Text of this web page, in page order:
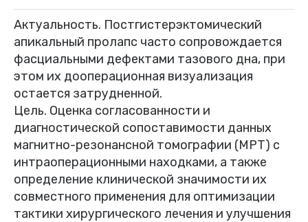
Актуальность. Постгистерэктомический
апикальный пролапс часто сопровождается
фасциальными дефектами тазового дна, при
этом их дооперационная визуализация
остается затрудненной.
Цель. Оценка согласованности и
диагностической сопоставимости данных
магнитно-резонансной томографии (МРТ) с
интраоперационными находками, а также
определение клинической значимости их
совместного применения для оптимизации
тактики хирургического лечения и улучшения